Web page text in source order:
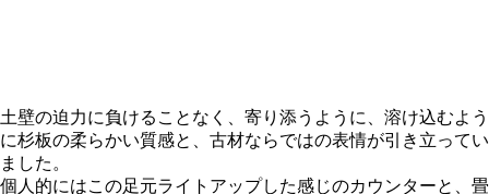
土壁の迫力に負けることなく、寄り添うように、溶け込むよう
に杉板の柔らかい質感と、古材ならではの表情が引き立ってい
ました。
個人的にはこの足元ライトアップした感じのカウンターと、畳